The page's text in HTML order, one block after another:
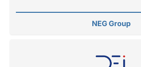
NEG Group